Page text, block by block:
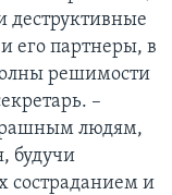
деструктивные
его партнеры, в
решимости
–
людям,
будучи
состраданием и